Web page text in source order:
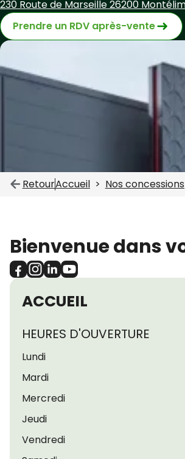
230 Route de Marseille 26200
Prendre un RDV après-vente
RetourAccueil Nos concessions
Bienvenue dans
ACCUEIL
HEURES D'OUVERTURE
Lundi
Mardi
Mercredi
Jeudi
Vendredi